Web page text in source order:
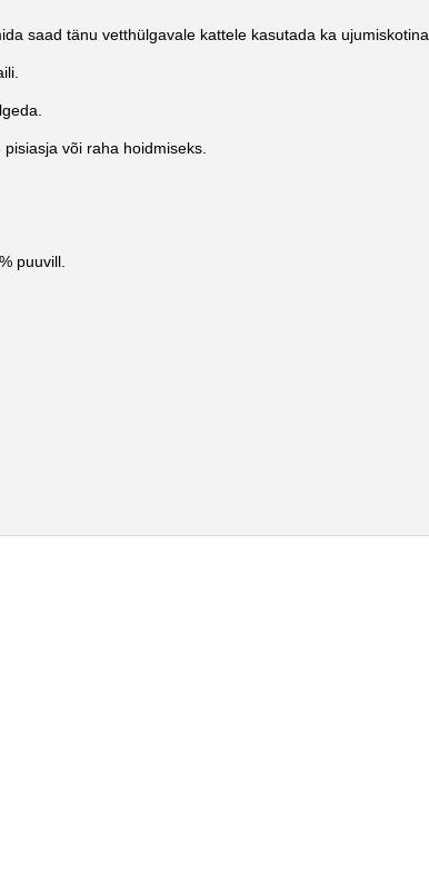
saad tänu vetthülgavale kattele kasutada ka ujumiskotina.
või raha hoidmiseks.
puuvill.